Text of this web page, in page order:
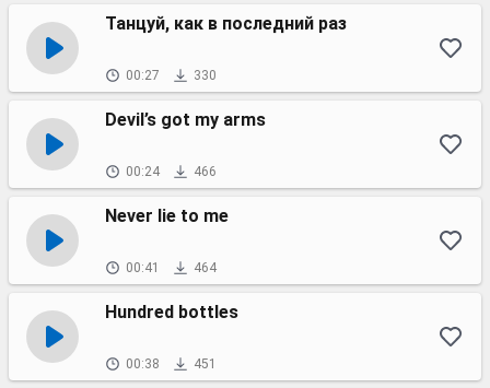
Танцуй, как в последний раз
00:27 330
Devil’s got my arms
00:24 466
Never lie to me
00:41 464
Hundred bottles
00:38 451